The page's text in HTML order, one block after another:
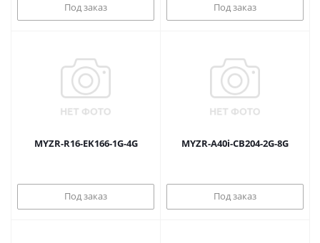
Под заказ Под заказ
MYZR-R16-EK166-1G-4G
Под заказ
MYZR-A40i-CB204-2G-8G
Под заказ